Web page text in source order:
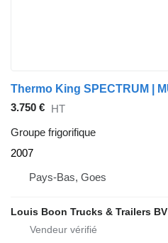
3.750 € HT
Groupe frigorifique
2007
Pays-Bas, Goes
Louis Boon Trucks & Trailers BV